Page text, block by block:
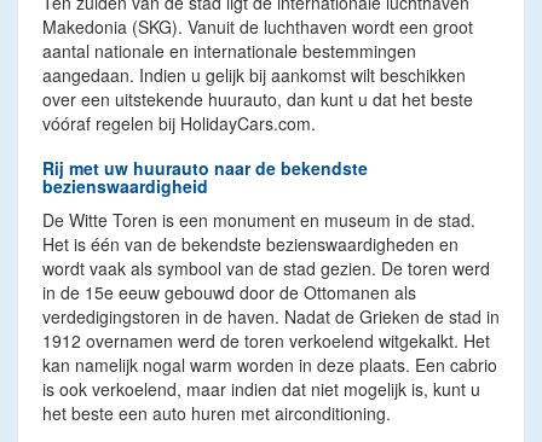
Makedonia (SKG). Vanuit de luchthaven wordt een groot
aantal nationale en internationale bestemmingen
aangedaan. Indien u gelijk bij aankomst wilt beschikken
over een uitstekende huurauto, dan kunt u dat het beste
vóóraf regelen bij HolidayCars.com.
Rij met uw huurauto naar de bekendste
bezienswaardigheid
De Witte Toren is een monument en museum in de stad.
Het is één van de bekendste bezienswaardigheden en
wordt vaak als symbool van de stad gezien. De toren werd
in de 15e eeuw gebouwd door de Ottomanen als
verdedigingstoren in de haven. Nadat de Grieken de stad in
1912 overnamen werd de toren verkoelend witgekalkt. Het
kan namelijk nogal warm worden in deze plaats. Een cabrio
is ook verkoelend, maar indien dat niet mogelijk is, kunt u
het beste een auto huren met airconditioning.